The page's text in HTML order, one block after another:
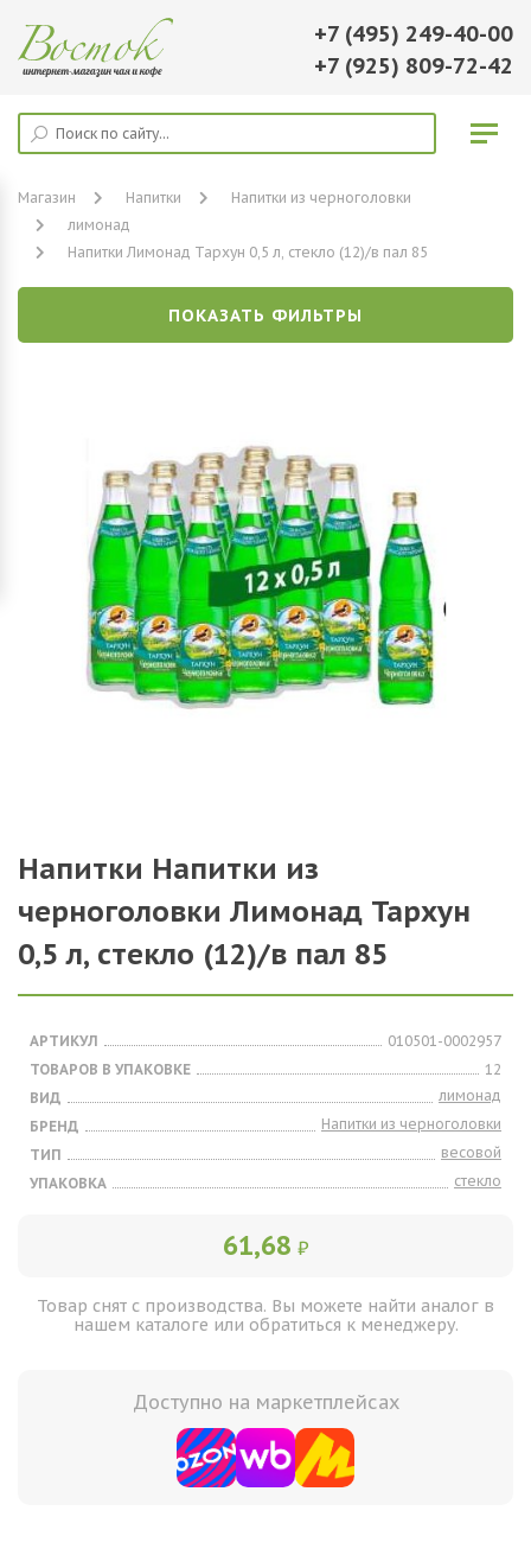
+7 (495) 249-40-00
+7 (925) 809-72-42
Магазин Напитки
Напитки из черноголовки
лимонад
Напитки Лимонад Тархун 0,5 л, стекло (12)/в пал 85
ПОКАЗАТЬ ФИЛЬТРЫ
Напитки Напитки из
черноголовки Лимонад Тархун
0,5 л, стекло (12)/в пал 85
АРТИКУЛ
010501-0002957
ТОВАРОВ В УПАКОВКЕ
12
ВИД
лимонад
БРЕНД
Напитки из черноголовки
ТИП
весовой
УПАКОВКА
стекло
61,68 ₽
Товар снят с производства. Вы можете найти аналог в
нашем каталоге или обратиться к менеджеру.
Доступно на маркетплейсах